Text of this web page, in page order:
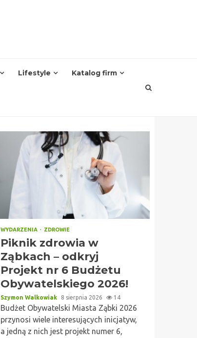
Lifestyle Katalog firm
WYDARZENIA ZDROWIE
Piknik zdrowia w
Ząbkach – odkryj
Projekt nr 6 Budżetu
Obywatelskiego 2026!
Szymon Walkowiak 8 sierpnia 2026 14
Budżet Obywatelski Miasta Ząbki 2026
przynosi wiele interesujących inicjatyw,
a jedną z nich jest projekt numer 6,